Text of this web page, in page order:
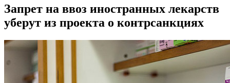
Запрет на ввоз иностранных лекарств
уберут из проекта о контрсанкциях